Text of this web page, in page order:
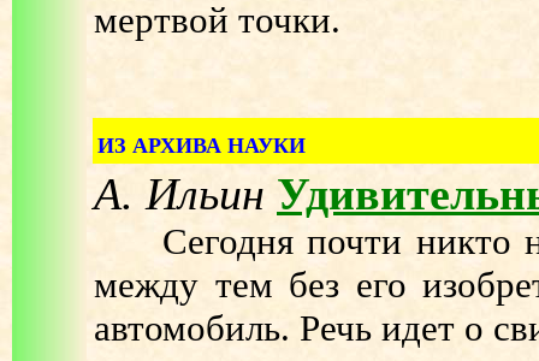
мертвой точки.
ИЗ АРХИВА НАУКИ
А. Ильин
Сегодня почти никто
между тем без его
автомобиль. Речь идет о